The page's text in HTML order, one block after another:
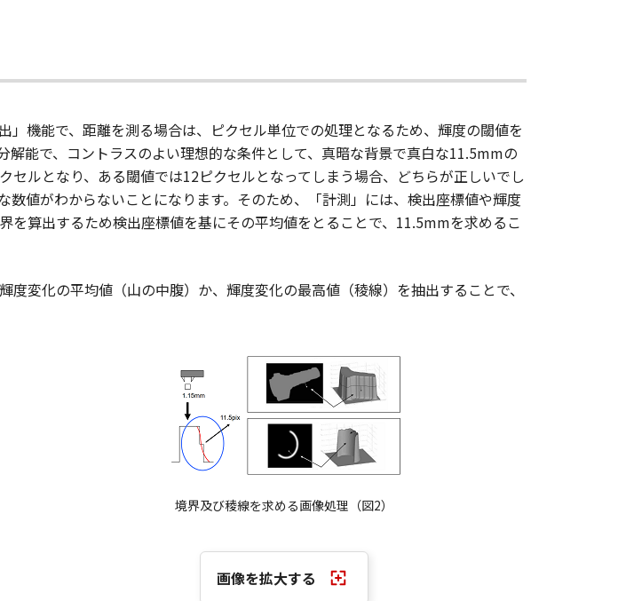
」機能で、距離を測る場合は、ピクセル単位での処理となるため、輝度の閾値を
能で、コントラスのよい理想的な条件として、真暗な背景で真白な11.5mmの
ルとなり、ある閾値では12ピクセルとなってしまう場合、どちらが正しいでし
値がわからないことになります。そのため、「計測」には、検出座標値や輝度
算出するため検出座標値を基にその平均値をとることで、11.5mmを求めるこ
度変化の平均値（山の中腹）か、輝度変化の最高値（稜線）を抽出することで、
境界及び稜線を求める画像処理（図2）
画像を拡大する